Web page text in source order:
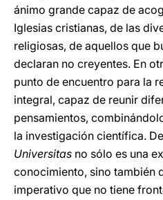
ánimo grande capaz de
Iglesias cristianas, de las
religiosas, de aquellos que
declaran no creyentes. En
punto de encuentro para la
integral, capaz de reunir
pensamientos,
la investigación científica.
Universitas no sólo es una
conocimiento, sino también
imperativo que no tiene